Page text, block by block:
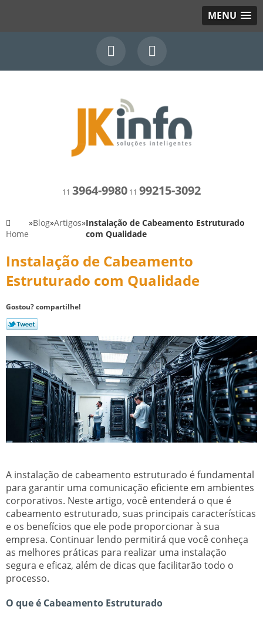
MENU
11 3964-9980 11 99215-3092
Home
»Blog»Artigos»Instalação de Cabeamento Estruturado
com Qualidade
Instalação de Cabeamento
Estruturado com Qualidade
Gostou? compartilhe!
A instalação de cabeamento estruturado é fundamental
para garantir uma comunicação eficiente em ambientes
corporativos. Neste artigo, você entenderá o que é
cabeamento estruturado, suas principais características
e os benefícios que ele pode proporcionar à sua
empresa. Continuar lendo permitirá que você conheça
as melhores práticas para realizar uma instalação
segura e eficaz, além de dicas que facilitarão todo o
processo.
O que é Cabeamento Estruturado